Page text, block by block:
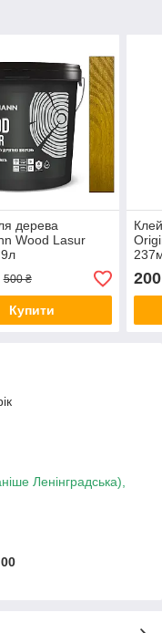
дерева
Wood Lasur
500 ₴
Купити
200
Ленінградська),